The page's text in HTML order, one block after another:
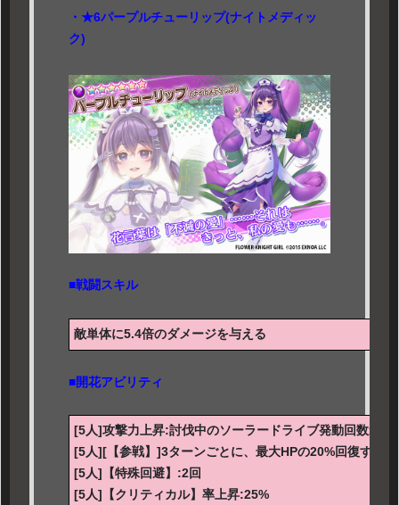
・★6パープルチューリップ(ナイトメディッ
ク)
■戦闘スキル
敵単体に5.4倍のダメージを与える
■開花アビリティ
[5人]攻撃力上昇:討伐中のソーラードライブ発動回数
[5人][【参戦】]3ターンごとに、最大HPの20%回復する
[5人]【特殊回避】:2回
[5人]【クリティカル】率上昇:25%